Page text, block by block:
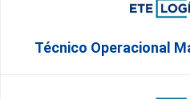
Técnico Operacional